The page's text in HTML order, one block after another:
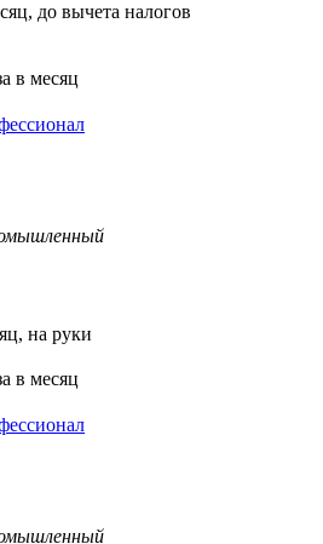
до вычета налогов
в месяц
на руки
в месяц